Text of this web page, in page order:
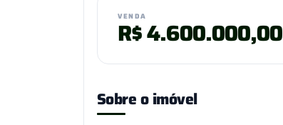
VENDA
R$4.600.000,00
Sobre o imóvel